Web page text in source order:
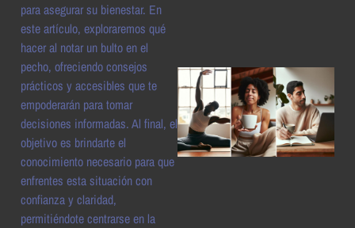
para asegurar su bienestar. En
este artículo, exploraremos qué
hacer al notar un bulto en el
pecho, ofreciendo consejos
prácticos y accesibles que te
empoderarán para tomar
decisiones informadas. Al final, el
objetivo es brindarte el
conocimiento necesario para que
enfrentes esta situación con
confianza y claridad,
permitiéndote centrarse en la